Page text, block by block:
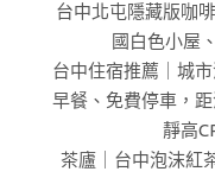
台中北屯隱藏版咖
國白色小屋
台中住宿推薦｜城
早餐、免費停車，
靜高
茶廬｜台中泡沫紅